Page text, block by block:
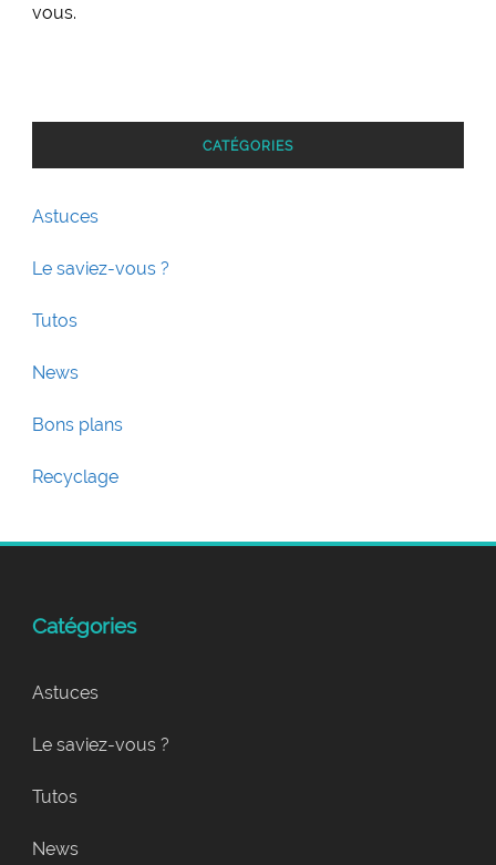
vous.
CATÉGORIES
Astuces
Le saviez-vous ?
Tutos
News
Bons plans
Recyclage
Catégories
Astuces
Le saviez-vous ?
Tutos
News